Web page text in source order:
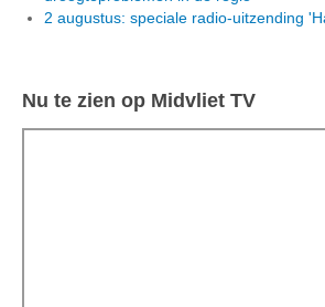
2 augustus: speciale radio-uitzending
Nu te zien op Midvliet TV